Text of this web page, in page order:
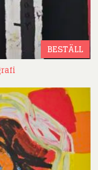
BESTÄLL